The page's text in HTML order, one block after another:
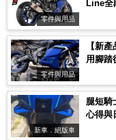
零件與用品
Line全
零件與用品
【新
用腳踏
新車．絕版車
腿短騎
心得與